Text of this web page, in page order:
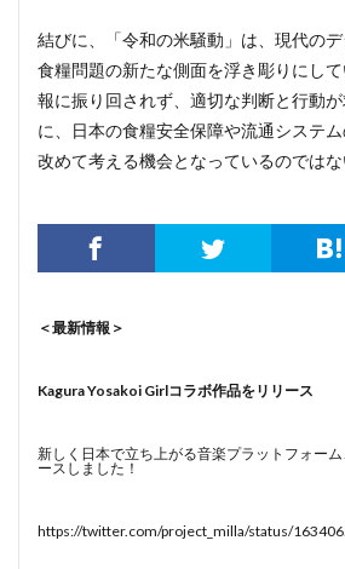
結びに、「令和の米騒動」は、現代の
食糧問題の新たな側面を浮き彫りにし
報に振り回されず、適切な判断と行動
に、日本の食糧安全保障や流通システム
改めて考える機会となっているのではな
＜最新情報＞
Kagura Yosakoi Girlコラボ作品をリリース
新しく日本で立ち上がる音楽プラットフォー
ースしました！
https://twitter.com/project_milla/status/